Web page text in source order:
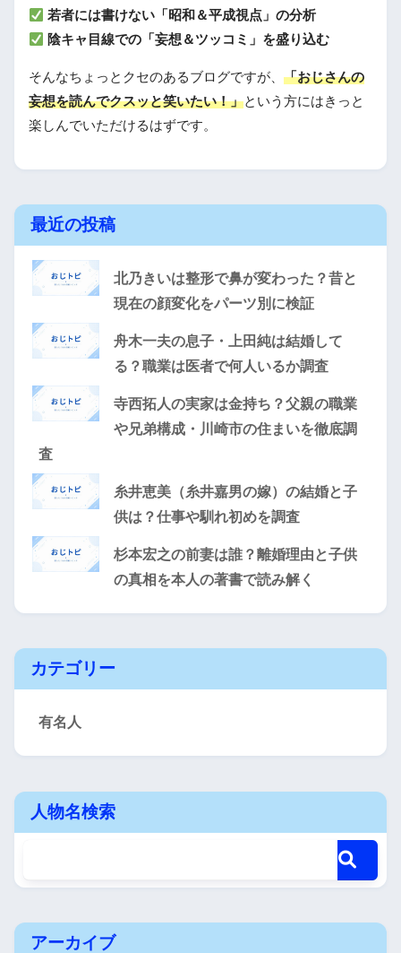
若者には書けない「昭和＆平成視点」の分析
陰キャ目線での「妄想＆ツッコミ」を盛り込む
そんなちょっとクセのあるブログですが、 「おじさんの
妄想を読んでクスッと笑いたい！」という方にはきっと
楽しんでいただけるはずです。
最近の投稿
北乃きいは整形で鼻が変わった？昔と
現在の顔変化をパーツ別に検証
舟木一夫の息子・上田純は結婚して
る？職業は医者で何人いるか調査
寺西拓人の実家は金持ち？父親の職業
や兄弟構成・川崎市の住まいを徹底調
査
糸井恵美（糸井嘉男の嫁）の結婚と子
供は？仕事や馴れ初めを調査
杉本宏之の前妻は誰？離婚理由と子供
の真相を本人の著書で読み解く
カテゴリー
有名人
人物名検索
アーカイブ